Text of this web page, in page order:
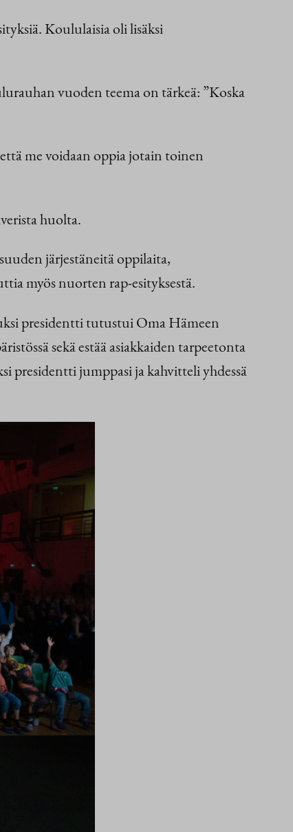
Koululaisia oli lisäksi
vuoden teema on tärkeä: ”Koska
me voidaan oppia jotain toinen
huolta.
järjestäneitä oppilaita,
myös nuorten rap-esityksestä.
presidentti tutustui Oma Hämeen
sekä estää asiakkaiden tarpeetonta
presidentti jumppasi ja kahvitteli yhdessä